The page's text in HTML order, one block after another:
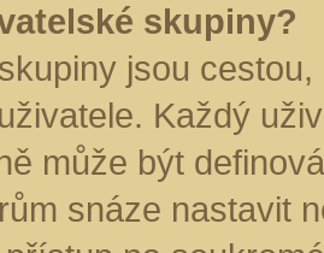
skupiny?
jsou
Každý
může být
snáze nastavit